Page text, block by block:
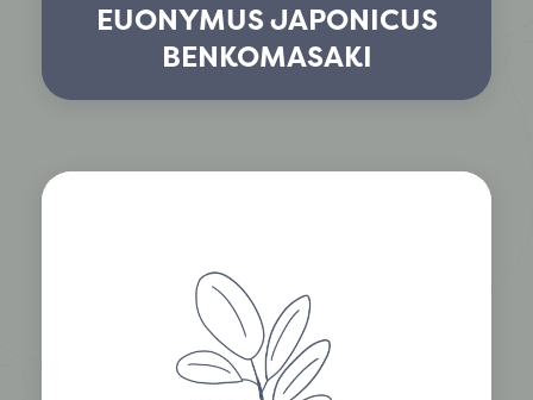
EUONYMUS JAPONICUS
BENKOMASAKI